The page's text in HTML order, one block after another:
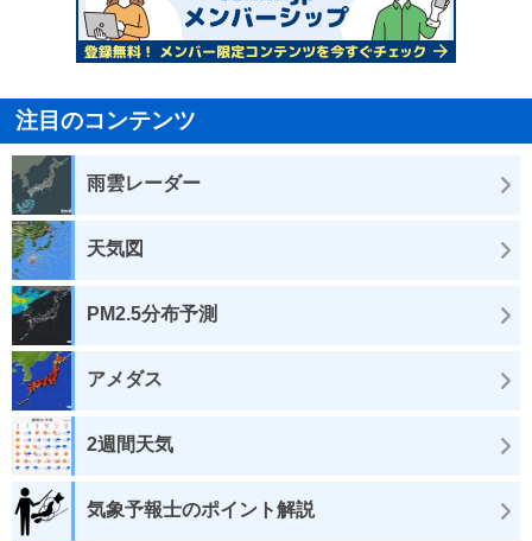
注目のコンテンツ
雨雲レーダー
天気図
PM2.5分布予測
アメダス
2週間天気
気象予報士のポイント解説